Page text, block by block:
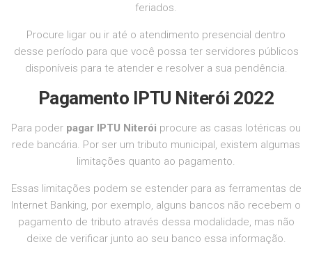
feriados.
Procure ligar ou ir até o atendimento presencial dentro
desse período para que você possa ter servidores públicos
disponíveis para te atender e resolver a sua pendência.
Pagamento IPTU Niterói 2022
Para poder pagar IPTU Niterói procure as casas lotéricas ou
rede bancária. Por ser um tributo municipal, existem algumas
limitações quanto ao pagamento.
Essas limitações podem se estender para as ferramentas de
Internet Banking, por exemplo, alguns bancos não recebem o
pagamento de tributo através dessa modalidade, mas não
deixe de verificar junto ao seu banco essa informação.